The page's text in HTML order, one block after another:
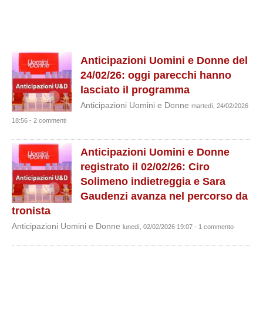
Anticipazioni Uomini e Donne del
24/02/26: oggi parecchi hanno
lasciato il programma
Anticipazioni Uomini e Donne martedì, 24/02/2026
18:56 - 2 commenti
Anticipazioni Uomini e Donne
registrato il 02/02/26: Ciro
Solimeno indietreggia e Sara
Gaudenzi avanza nel percorso da
tronista
Anticipazioni Uomini e Donne lunedì, 02/02/2026 19:07 - 1 commento